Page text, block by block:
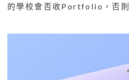
的學校會否收Portfolio，否則